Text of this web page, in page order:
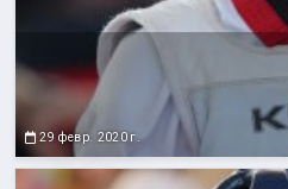
29 февр. 2020 г.